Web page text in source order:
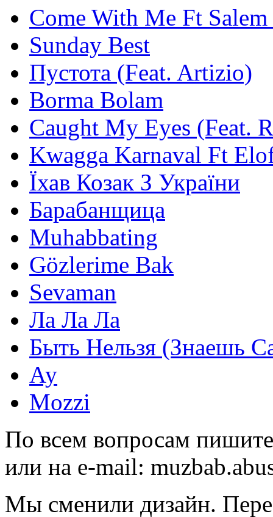
Come With Me Ft Salem
Sunday Best
Пустота (Feat. Artizio)
Borma Bolam
Caught My Eyes (Feat.
Kwagga Karnaval Ft
Їхав Козак З України
Барабанщица
Muhabbating
Gözlerime Bak
Sevaman
Ла Ла Ла
Быть Нельзя (Знаешь
Ау
Mozzi
По всем вопросам
или на e-mail:
Мы сменили дизайн.